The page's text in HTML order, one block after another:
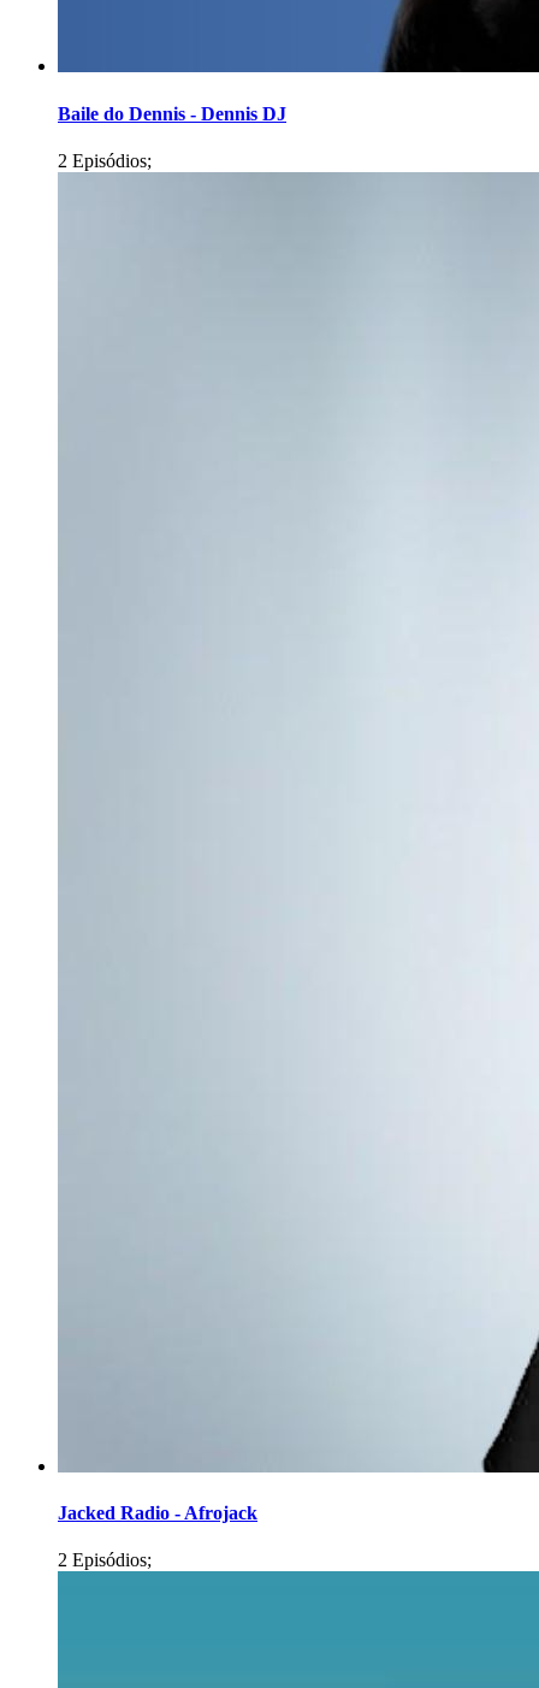
Baile do Dennis - Dennis DJ
2 Episódios;
Jacked Radio - Afrojack
2 Episódios;